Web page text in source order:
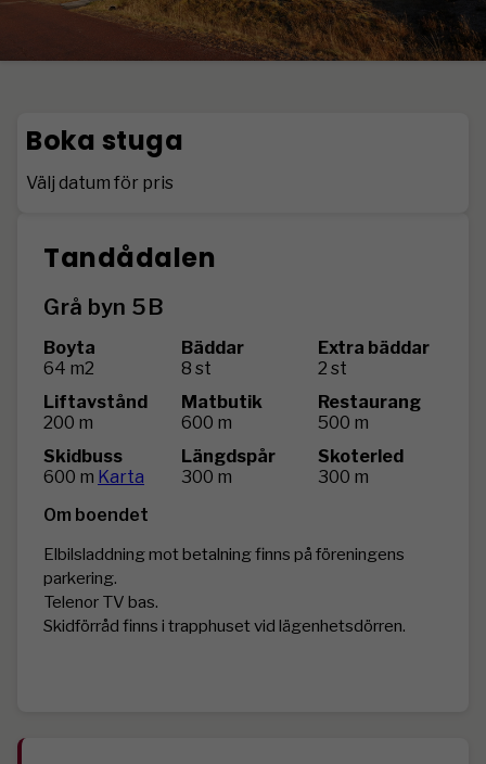
Tandådalen
Grå byn 5B
Boyta
64 m2
Bäddar
8 st
Extra bäddar
2 st
Liftavstånd
200 m
Matbutik
600 m
Restaurang
500 m
Skidbuss
600 m Karta
Längdspår
300 m
Skoterled
300 m
Om boendet
Elbilsladdning mot betalning finns på föreningens
parkering.
Telenor TV bas.
Skidförråd finns i trapphuset vid lägenhetsdörren.
Boka stuga
Välj datum för pris